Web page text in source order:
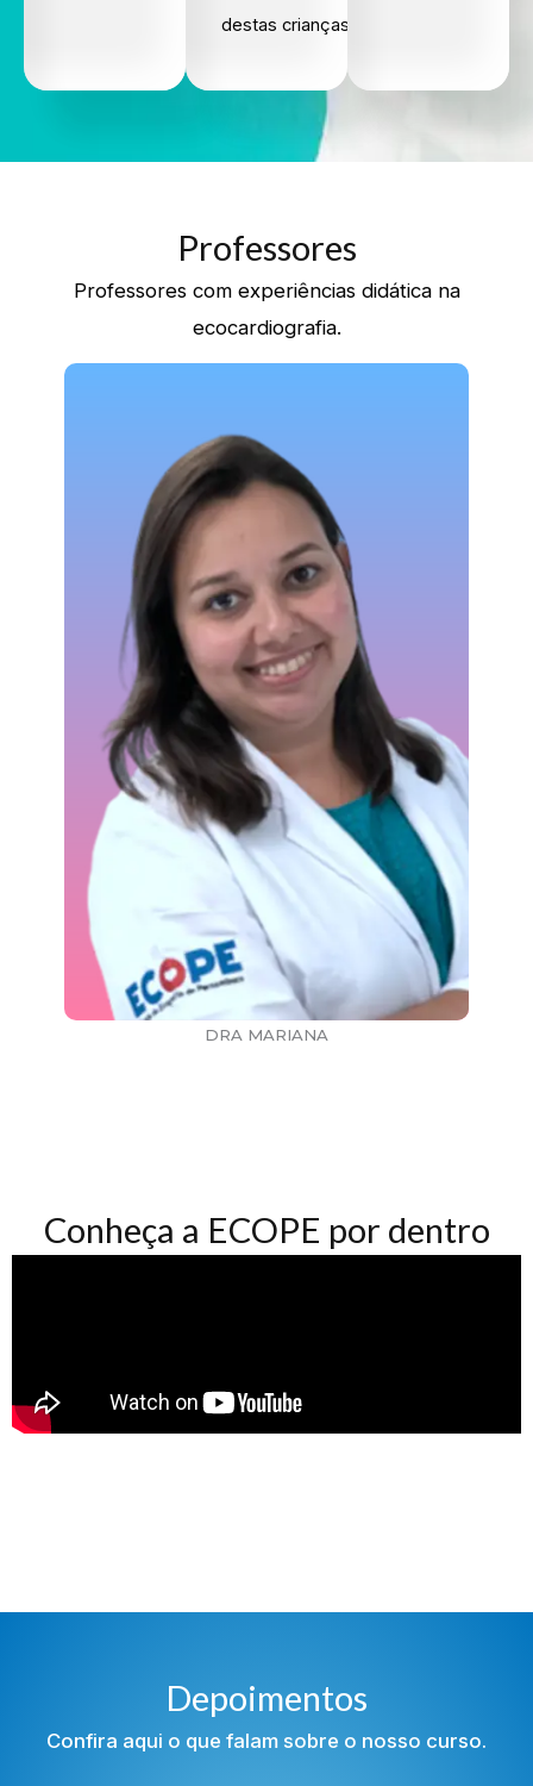
destas crianças.
Professores
Professores com experiências didática na
ecocardiografia.
DRA MARIANA
Conheça a ECOPE por dentro
Depoimentos
Confira aqui o que falam sobre o nosso curso.